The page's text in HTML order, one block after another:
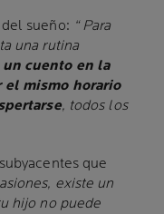
sueño: “ Para
una rutina
un cuento en la
el mismo horario
, todos los
que
existe un
hijo no puede